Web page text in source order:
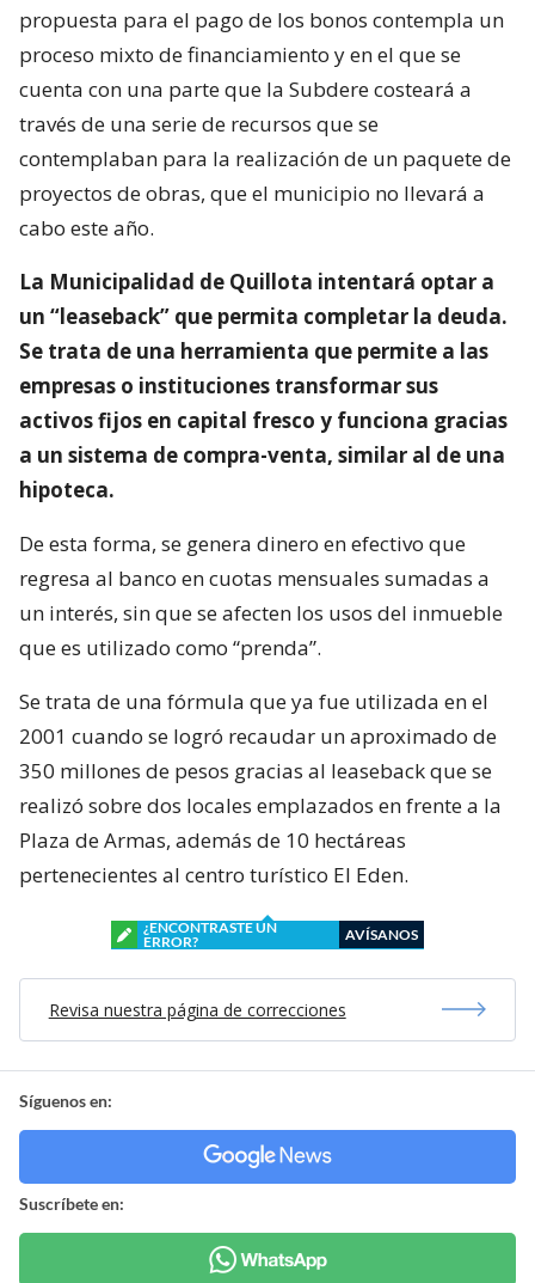
propuesta para el pago de los bonos contempla un
proceso mixto de financiamiento y en el que se
cuenta con una parte que la Subdere costeará a
través de una serie de recursos que se
contemplaban para la realización de un paquete de
proyectos de obras, que el municipio no llevará a
cabo este año.
La Municipalidad de Quillota intentará optar a
un “leaseback” que permita completar la deuda.
Se trata de una herramienta que permite a las
empresas o instituciones transformar sus
activos fijos en capital fresco y funciona gracias
a un sistema de compra-venta, similar al de una
hipoteca.
De esta forma, se genera dinero en efectivo que
regresa al banco en cuotas mensuales sumadas a
un interés, sin que se afecten los usos del inmueble
que es utilizado como “prenda”.
Se trata de una fórmula que ya fue utilizada en el
2001 cuando se logró recaudar un aproximado de
350 millones de pesos gracias al leaseback que se
realizó sobre dos locales emplazados en frente a la
Plaza de Armas, además de 10 hectáreas
pertenecientes al centro turístico El Eden.
¿ENCONTRASTE UN
ERROR?
AVÍSANOS
Revisa nuestra página de correcciones
Síguenos en:
Suscríbete en: